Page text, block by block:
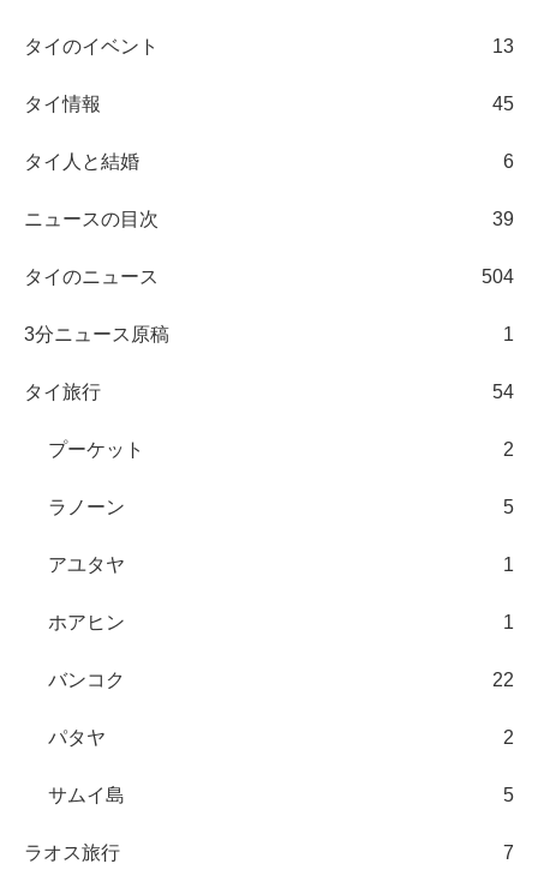
タイのイベント 13
タイ情報 45
タイ人と結婚 6
ニュースの目次 39
タイのニュース 504
3分ニュース原稿 1
タイ旅行 54
プーケット 2
ラノーン 5
アユタヤ 1
ホアヒン 1
バンコク 22
パタヤ 2
サムイ島 5
ラオス旅行 7